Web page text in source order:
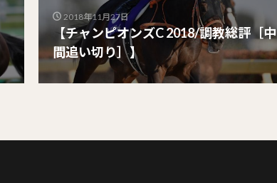
2018年11月27日
【チャンピオンズC 2018/調教総評［中
間追い切り］】